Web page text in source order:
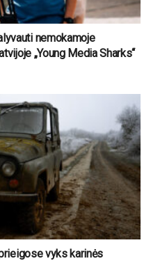
nemokamoje
„Young Media Sharks“
vyks karinės